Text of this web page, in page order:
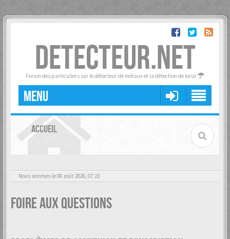
DETECTEUR.NET
Forum des particuliers sur le détecteur de métaux et la détection de loisir
MENU
ACCUEIL
Nous sommes le 08 août 2026, 07:23
Foire aux questions